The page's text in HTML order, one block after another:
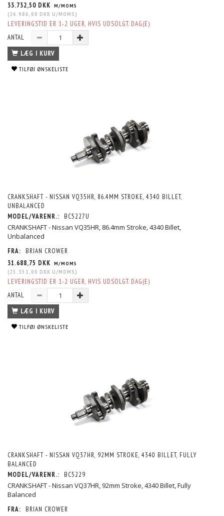
33.732,50 DKK M/MOMS
(26.986,00 DKK U/MOMS )
LEVERINGSTID ER 1-2 UGER, HVIS UDSOLGT. DAG(E)
ANTAL
LÆG I KURV
TILFØJ ØNSKELISTE
CRANKSHAFT - NISSAN VQ35HR, 86.4MM STROKE, 4340 BILLET,
UNBALANCED
MODEL/VARENR.:
BC5227U
CRANKSHAFT - Nissan VQ35HR, 86.4mm Stroke, 4340 Billet,
Unbalanced
FRA:
BRIAN CROWER
31.688,75 DKK M/MOMS
(25.351,00 DKK U/MOMS )
LEVERINGSTID ER 1-2 UGER, HVIS UDSOLGT. DAG(E)
ANTAL
LÆG I KURV
TILFØJ ØNSKELISTE
CRANKSHAFT - NISSAN VQ37HR, 92MM STROKE, 4340 BILLET, FULLY
BALANCED
MODEL/VARENR.:
BC5229
CRANKSHAFT - Nissan VQ37HR, 92mm Stroke, 4340 Billet, Fully
Balanced
FRA:
BRIAN CROWER